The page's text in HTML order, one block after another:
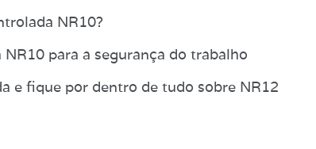
NR10?
para a segurança do trabalho
e fique por dentro de tudo sobre NR12